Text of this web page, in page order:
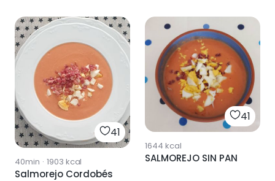
41
40min · 1903 kcal
Salmorejo Cordobés
41
1644 kcal
SALMOREJO SIN PAN